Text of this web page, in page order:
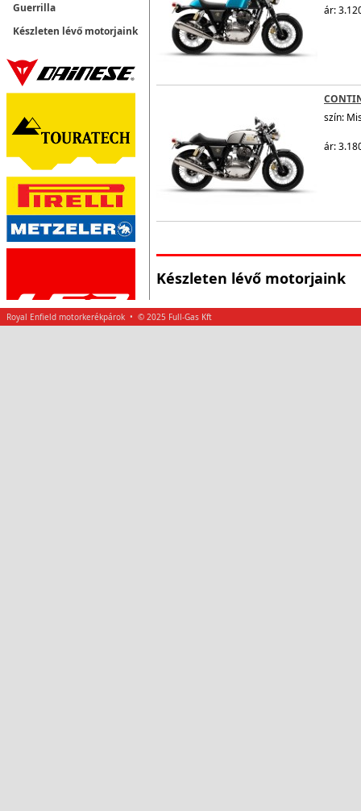
Guerrilla
Készleten lévő motorjaink
ár:
szín:
ár:
Készleten lévő motorjaink
Royal Enfield motorkerékpárok • © 2025 Full-Gas Kft